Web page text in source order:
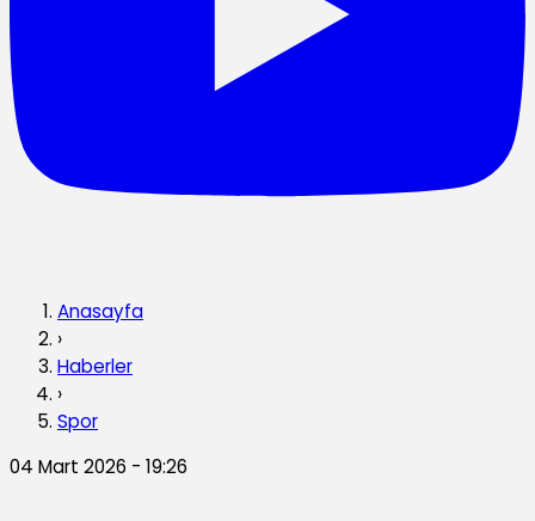
Anasayfa
›
Haberler
›
Spor
04 Mart 2026 - 19:26